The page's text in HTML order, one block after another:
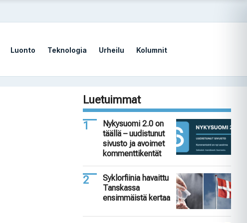
Luonto Teknologia Urheilu Kolumnit
Luetuimmat
Nykysuomi 2.0 on
täällä – uudistunut
sivusto ja avoimet
kommenttikentät
Syklorfiinia havaittu
Tanskassa
ensimmäistä kertaa